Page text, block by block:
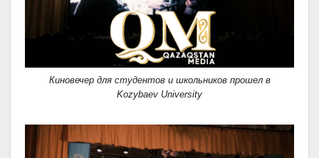
Киновечер для студентов и школьников прошел в
Kozybaev University